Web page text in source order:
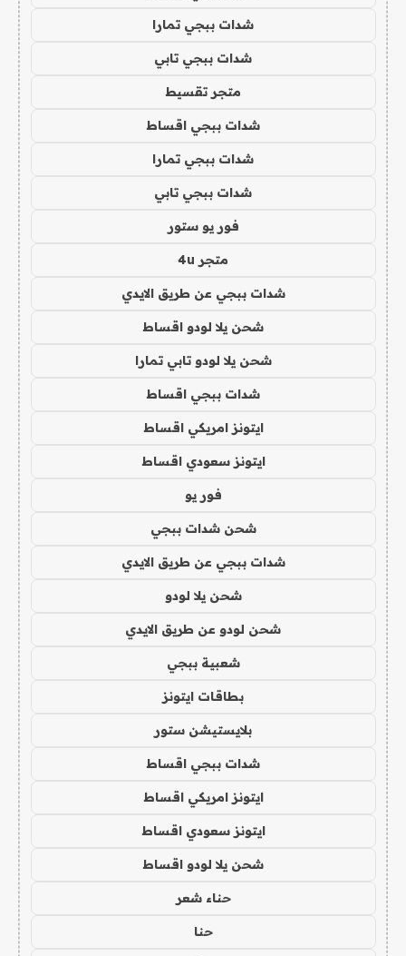
شدات ببجي تمارا
شدات ببجي تابي
متجر تقسيط
شدات ببجي اقساط
شدات ببجي تمارا
شدات ببجي تابي
فور يو ستور
متجر 4u
شدات ببجي عن طريق الايدي
شحن يلا لودو اقساط
شحن يلا لودو تابي تمارا
شدات ببجي اقساط
ايتونز امريكي اقساط
ايتونز سعودي اقساط
فور يو
شحن شدات ببجي
شدات ببجي عن طريق الايدي
شحن يلا لودو
شحن لودو عن طريق الايدي
شعبية ببجي
بطاقات ايتونز
بلايستيشن ستور
شدات ببجي اقساط
ايتونز امريكي اقساط
ايتونز سعودي اقساط
شحن يلا لودو اقساط
حناء شعر
حنا